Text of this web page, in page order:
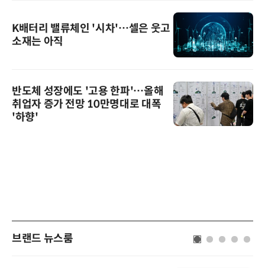
K배터리 밸류체인 '시차'…셀은 웃고
소재는 아직
반도체 성장에도 '고용 한파'…올해
취업자 증가 전망 10만명대로 대폭
'하향'
브랜드 뉴스룸